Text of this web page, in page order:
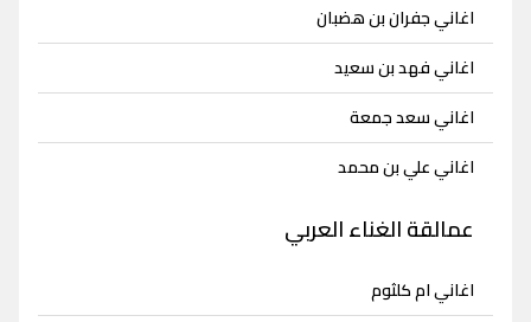
اغاني جفران بن هضبان
اغاني فهد بن سعيد
اغاني سعد جمعة
اغاني علي بن محمد
عمالقة الغناء العربي
اغاني ام كلثوم